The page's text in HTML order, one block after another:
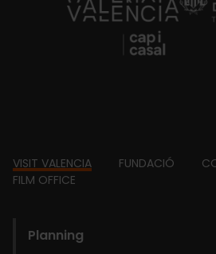
https://
Footer
VISIT VALENCIA FUNDACIÓ
FILM OFFICE
Planning